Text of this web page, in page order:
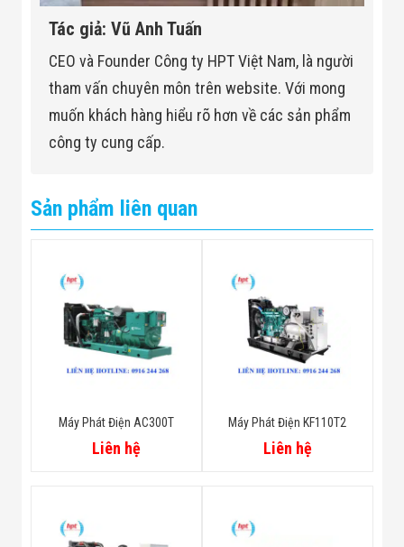
Tác giả: Vũ Anh Tuấn
CEO và Founder Công ty HPT Việt Nam, là người
tham vấn chuyên môn trên website. Với mong
muốn khách hàng hiểu rõ hơn về các sản phẩm
công ty cung cấp.
Sản phẩm liên quan
Máy Phát Điện AC300T
Liên hệ
Máy Phát Điện KF110T2
Liên hệ